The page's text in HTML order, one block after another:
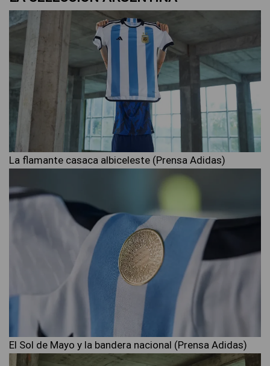
La flamante casaca albiceleste (Prensa Adidas)
El Sol de Mayo y la bandera nacional (Prensa Adidas)